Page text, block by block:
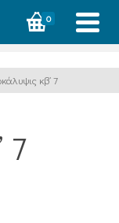
0
κβ’ 7
7